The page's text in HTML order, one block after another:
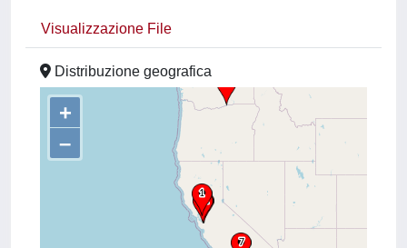
Visualizzazione File
Distribuzione geografica
+
–